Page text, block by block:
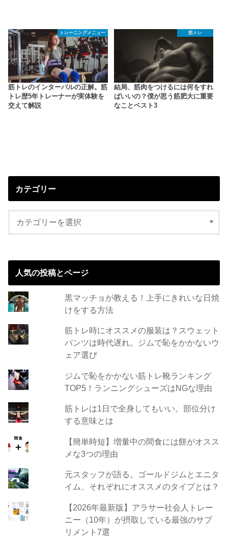
トレーニングメニュー
筋トレのインターバルの正解。筋
トレ歴5年トレーナーが実体験を
交えて解説
筋トレ
結局、筋肉をつけるには何をすれ
ばいいの？僕が思う筋肥大に重要
なことベスト3
カテゴリー
人気の投稿とページ
黒マッチョが教える！上手にきれいな日焼
けをする方法
筋トレ時にオススメの服装は？スウェット
パンツは時代遅れ。ジムで恥をかかないウ
ェア選び
ジムで恥をかかない筋トレ靴ランキング
TOP5！ランニングシューズはNGな理由
筋トレは1日で全身してもいい。部位分け
する意味とは
【簡単時短】増量中の間食には餅がオスス
メな3つの理由
元スタッフが語る。ゴールドジムとエニタ
イム、それぞれにオススメのタイプとは？
【2026年最新版】アラサー社会人トレー
ニー（10年）が摂取している最強のサプ
リメント7選